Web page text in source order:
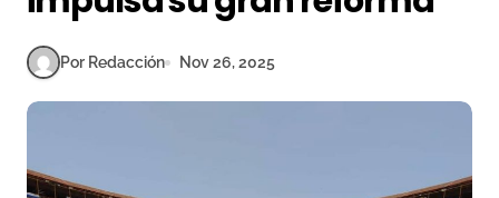
Por Redacción Nov 26, 2025